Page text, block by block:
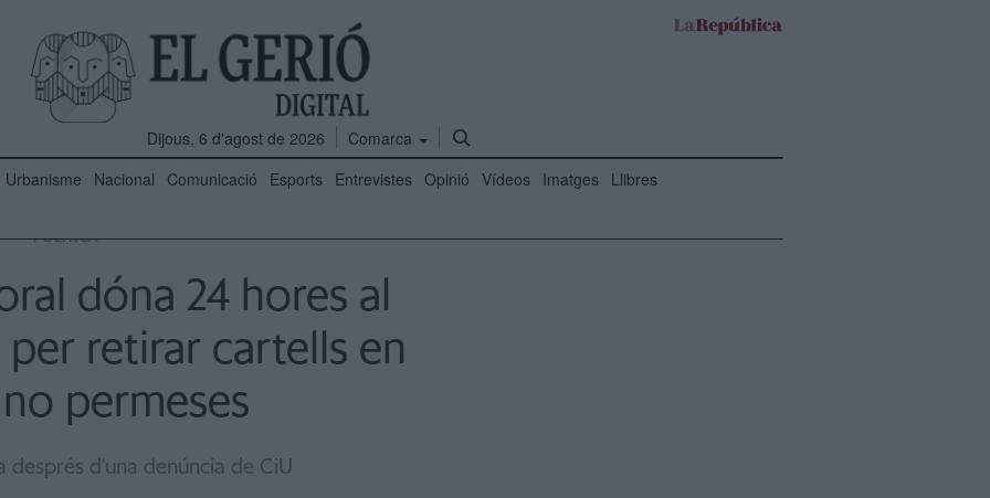
Dijous, 6 d'agost de 2026
Comarca
Urbanisme Nacional Comunicació Esports Entrevistes Opinió Vídeos Imatges Llibres
POLÍTICA
dóna 24 hores al
per retirar cartells en
permeses
després d'una denúncia de CiU